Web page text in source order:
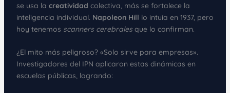
se usa la creatividad colectiva, más se fortalece la
inteligencia individual. Napoleon Hill lo intuía en 1937, pero
hoy tenemos scanners cerebralesque lo confirman.
¿El mito más peligroso? «Solo sirve para empresas».
Investigadores del IPN aplicaron estas dinámicas en
escuelas públicas, logrando: